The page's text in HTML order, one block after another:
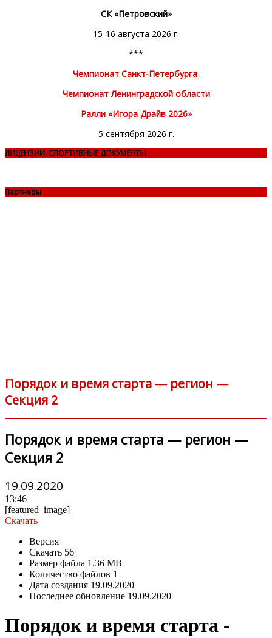
СК «Петровский»
15-16 августа 2026 г.
***
Чемпионат Санкт-Петербурга
Чемпионат Ленинградской области
Ралли «Игора Драйв 2026»
5 сентября 2026 г.
ЛИЦЕНЗИИ, СПОРТИВНЫЕ ДОКУМЕНТЫ
Партнеры
Порядок и время старта — регион —
Секция 2
Порядок и время старта — регион —
Секция 2
19.09.2020
13:46
[featured_image]
Скачать
Версия
Скачать 56
Размер файла 1.36 MB
Количество файлов 1
Дата создания 19.09.2020
Последнее обновление 19.09.2020
Порядок и время старта -